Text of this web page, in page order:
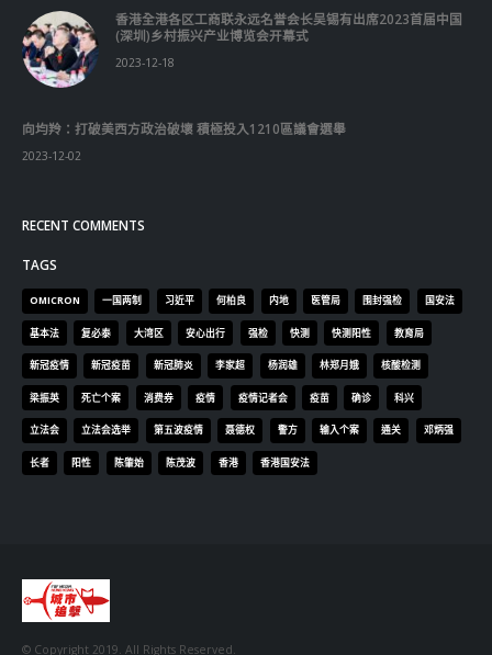
香港全港各区工商联永远名誉会长吴锡有出席2023首届中国
(深圳)乡村振兴产业博览会开幕式
2023-12-18
向均羚：打破美西方政治破壞 積極投入1210區議會選舉
2023-12-02
RECENT COMMENTS
TAGS
OMICRON 一国两制 习近平 何柏良 内地 医管局 围封强检 国安法
基本法 复必泰 大湾区 安心出行 强检 快测 快测阳性 教育局
新冠疫情 新冠疫苗 新冠肺炎 李家超 杨润雄 林郑月娥 核酸检测
梁振英 死亡个案 消费券 疫情 疫情记者会 疫苗 确诊 科兴
立法会 立法会选举 第五波疫情 聂德权 警方 输入个案 通关 邓炳强
长者 阳性 陈肇始 陈茂波 香港 香港国安法
© Copyright 2019. All Rights Reserved.